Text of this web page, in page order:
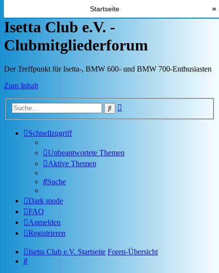
Startseite ≡
Isetta Club e.V. -
Clubmitgliederforum
Der Treffpunkt für Isetta-, BMW 600- und BMW 700-Enthusiasten
Zum Inhalt
Suche
Schnellzugriff
Unbeantwortete Themen
Aktive Themen
Suche
Dark mode
FAQ
Anmelden
Registrieren
Isetta Club e.V. Startseite Foren-Übersicht
Suche